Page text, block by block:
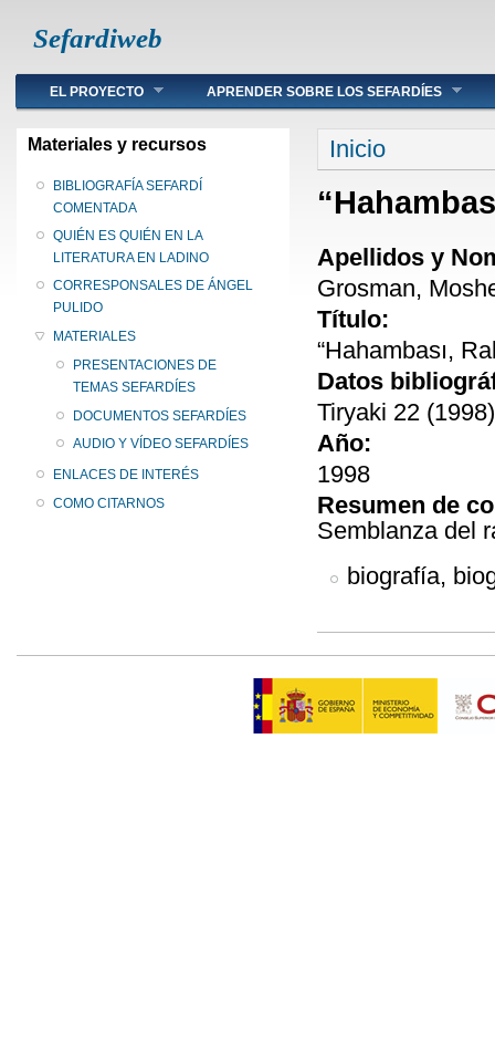
Sefardiweb
Main menu
EL PROYECTO APRENDER SOBRE LOS SEFARDÍES
Materiales y recursos
BIBLIOGRAFÍA SEFARDÍ
COMENTADA
QUIÉN ES QUIÉN EN LA
LITERATURA EN LADINO
CORRESPONSALES DE ÁNGEL
PULIDO
MATERIALES
PRESENTACIONES DE
TEMAS SEFARDÍES
DOCUMENTOS SEFARDÍES
AUDIO Y VÍDEO SEFARDÍES
ENLACES DE INTERÉS
COMO CITARNOS
Se encuentra
Inicio
Apellidos y
Grosman,
Título:
“Hahambası,
Datos
Tiryaki 22
Año:
1998
Resumen de
Semblanza del
biografía,